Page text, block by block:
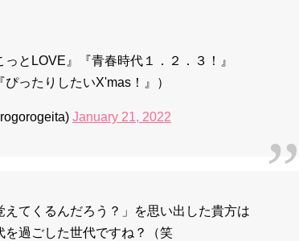
とLOVE』『青春時代１．２．３！』
ったりしたいX'mas！』）
January 21, 2022
えてくるんだろう？」を思い出した貴方は
を過ごした世代ですね？（笑